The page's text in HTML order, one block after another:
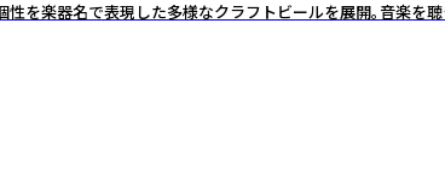
性を楽器名で表現した多様なクラフトビールを展開。音楽を